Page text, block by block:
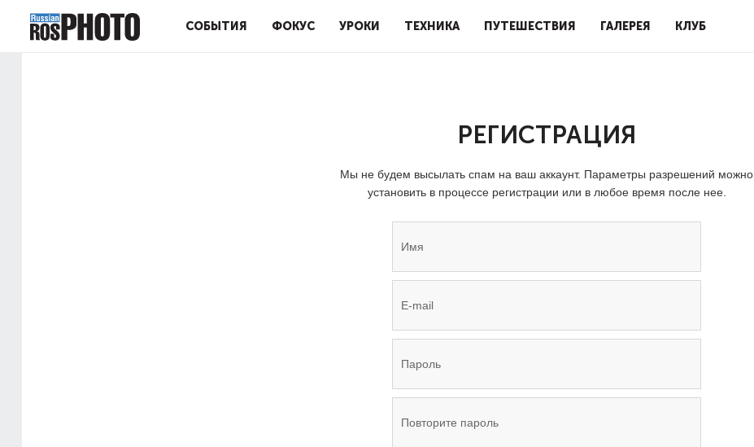
СОБЫТИЯ ФОКУС УРОКИ ТЕХНИКА ПУТЕШЕСТВИЯ ГАЛЕРЕЯ КЛУБ
РЕГИСТРАЦИЯ
Мы не будем высылать спам на ваш аккаунт. Параметры разрешений можно
установить в процессе регистрации или в любое время после нее.